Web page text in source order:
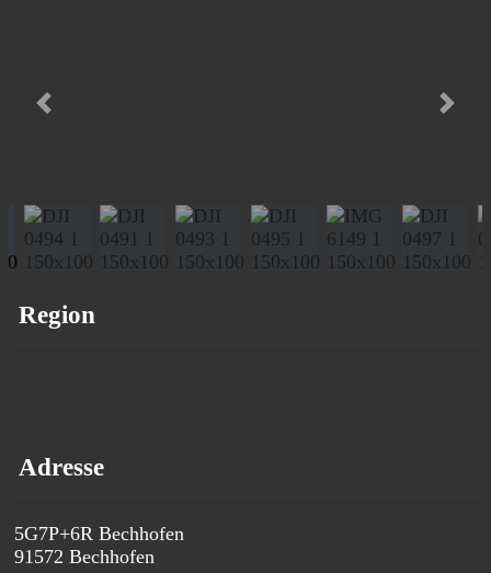
Vorheriges
Region
Adresse
5G7P+6R Bechhofen
91572 Bechhofen